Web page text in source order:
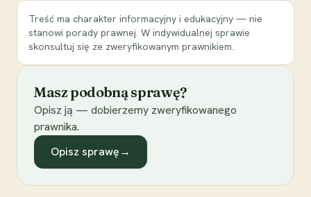
Treść ma charakter informacyjny i edukacyjny — nie
stanowi porady prawnej. W indywidualnej sprawie
skonsultuj się ze zweryfikowanym prawnikiem.
Masz podobną sprawę?
Opisz ją — dobierzemy zweryfikowanego
prawnika.
Opisz sprawę→